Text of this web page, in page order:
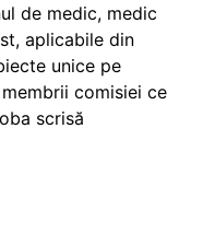
de medic, medic
aplicabile din
unice pe
comisiei ce
scrisă